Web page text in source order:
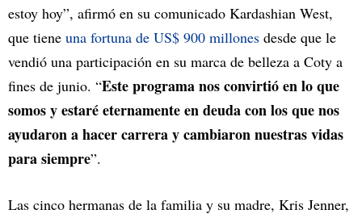
estoy hoy”, afirmó en su comunicado Kardashian West,
que tiene una fortuna de US$ 900 millones desde que le
vendió una participación en su marca de belleza a Coty a
fines de junio. “Este programa nos convirtió en lo que
somos y estaré eternamente en deuda con los que nos
ayudaron a hacer carrera y cambiaron nuestras vidas
para siempre”.
Las cinco hermanas de la familia y su madre, Kris Jenner,